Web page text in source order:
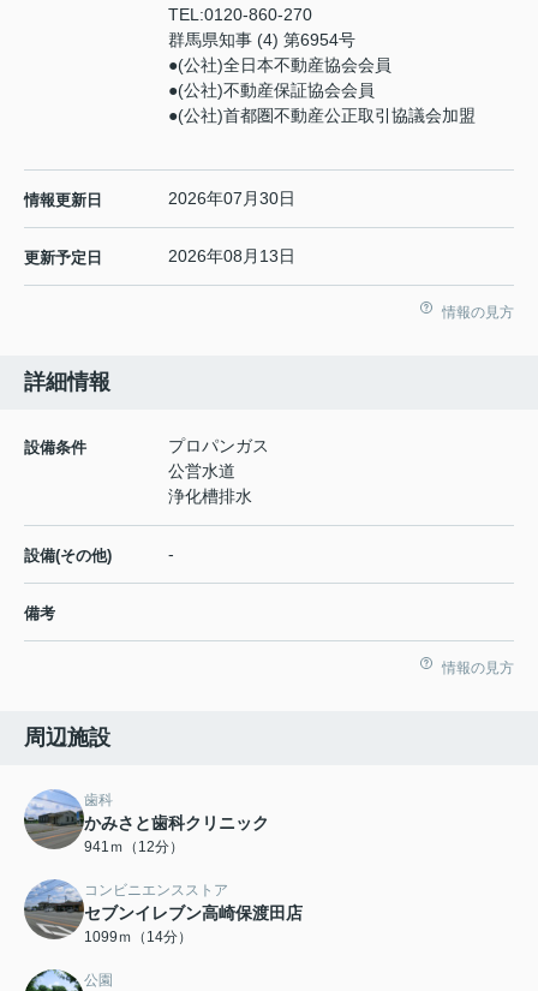
TEL:0120-860-270
群馬県知事 (4) 第6954号
●(公社)全日本不動産協会会員
●(公社)不動産保証協会会員
●(公社)首都圏不動産公正取引協議会加盟
情報更新日 2026年07月30日
更新予定日 2026年08月13日
情報の見方
詳細情報
設備条件
プロパンガス
公営水道
浄化槽排水
設備(その他) -
備考
情報の見方
周辺施設
歯科
かみさと歯科クリニック
941ｍ（12分）
コンビニエンスストア
セブンイレブン高崎保渡田店
1099ｍ（14分）
公園